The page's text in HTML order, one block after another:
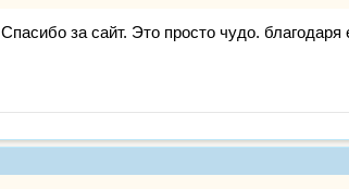
Спасибо за сайт. Это просто чудо.